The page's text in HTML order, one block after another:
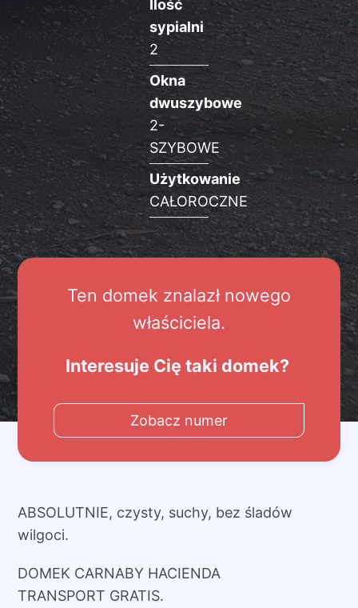
Ten domek znalazł nowego
właściciela.
Interesuje Cię taki domek?
Zobacz numer
Ilość
sypialni
2
Okna
dwuszybowe
2-
SZYBOWE
Użytkowanie
CAŁOROCZNE
ABSOLUTNIE, czysty, suchy, bez śladów
wilgoci.
DOMEK CARNABY HACIENDA
TRANSPORT GRATIS.